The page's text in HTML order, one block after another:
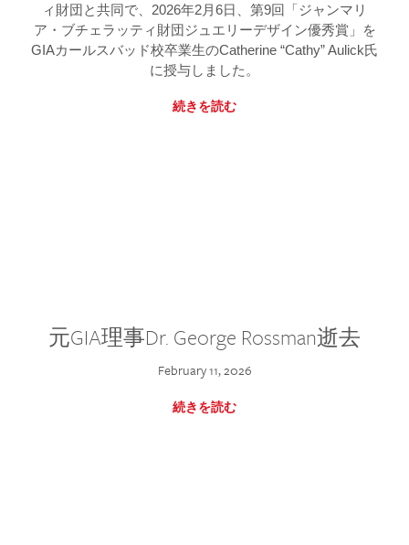
ィ財団と共同で、2026年2月6日、第9回「ジャンマリ
ア・ブチェラッティ財団ジュエリーデザイン優秀賞」を
GIAカールスバッド校卒業生のCatherine “Cathy” Aulick氏
に授与しました。
続きを読む
元GIA理事Dr. George Rossman逝去
February 11, 2026
続きを読む